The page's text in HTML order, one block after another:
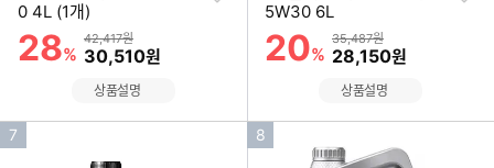
0 4L (1개)
할인률
28%
상품금액
42,417원
할인금액
30,510원
상품설명
5W30 6L
할인률
20%
상품금액
35,487원
할인금액
28,150원
상품설명
인
7
인
8